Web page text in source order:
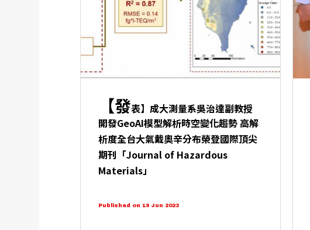
【發表】成大測量系吳治達副教授
開發GeoAI模型解析時空變化趨勢 高解
析度全台大氣戴奧辛分布榮登國際頂尖
期刊「Journal of Hazardous
Materials」
Published on 19 Jun 2023